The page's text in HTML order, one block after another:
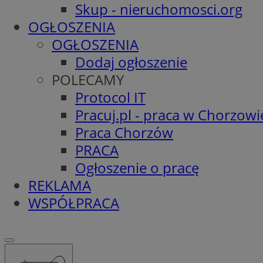
Skup - nieruchomosci.org
OGŁOSZENIA
OGŁOSZENIA
Dodaj ogłoszenie
POLECAMY
Protocol IT
Pracuj.pl - praca w
Praca Chorzów
PRACA
Ogłoszenie o pracę
REKLAMA
WSPÓŁPRACA